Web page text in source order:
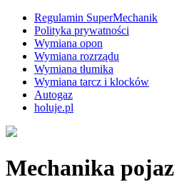
Regulamin SuperMechanik
Polityka prywatności
Wymiana opon
Wymiana rozrządu
Wymiana tłumika
Wymiana tarcz i klocków
Autogaz
holuje.pl
Mechanika